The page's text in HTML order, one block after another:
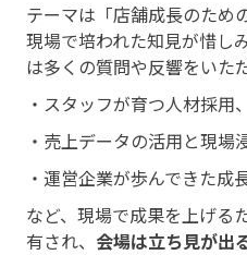
テーマは「店舗成長のため
現場で培われた知見が惜し
は多くの質問や反響をいた
・スタッフが育つ人材採用
・売上データの活用と現場
・運営企業が歩んできた成
など、現場で成果を上げる
有され、 会場は立ち見が出